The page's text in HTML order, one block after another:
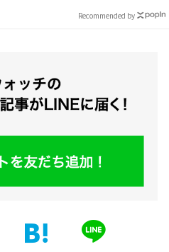
Recommended by